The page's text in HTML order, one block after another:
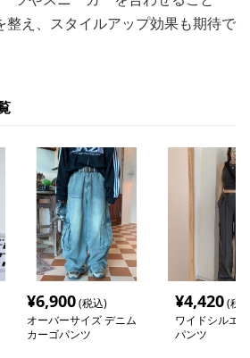
整え、スタイルアップ効果も期待で
¥6,900(税込)
オーバーサイズ デニム
カーゴパンツ
¥4,420(税
ワイドシルエ
パンツ